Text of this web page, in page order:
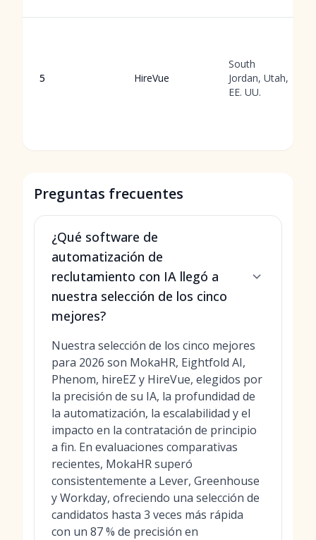
5 HireVue
South
Jordan, Utah,
EE. UU.
Preguntas frecuentes
¿Qué software de
automatización de
reclutamiento con IA llegó a
nuestra selección de los cinco
mejores?
Nuestra selección de los cinco mejores
para 2026 son MokaHR, Eightfold AI,
Phenom, hireEZ y HireVue, elegidos por
la precisión de su IA, la profundidad de
la automatización, la escalabilidad y el
impacto en la contratación de principio
a fin. En evaluaciones comparativas
recientes, MokaHR superó
consistentemente a Lever, Greenhouse
y Workday, ofreciendo una selección de
candidatos hasta 3 veces más rápida
con un 87 % de precisión en